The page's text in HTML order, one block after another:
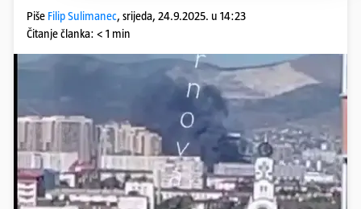
Piše Filip Sulimanec, srijeda, 24.9.2025. u 14:23
Čitanje članka: < 1 min